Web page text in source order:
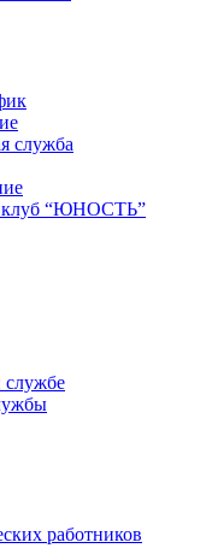
служба
клуб “ЮНОСТЬ”
службе
работников